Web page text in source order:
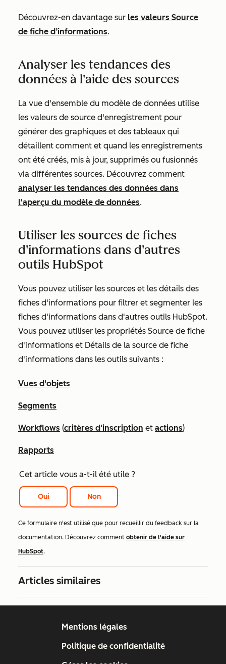
Découvrez-en davantage sur les valeurs Source
de fiche d’informations.
Analyser les tendances des
données à l'aide des sources
La vue d'ensemble du modèle de données utilise
les valeurs de source d'enregistrement pour
générer des graphiques et des tableaux qui
détaillent comment et quand les enregistrements
ont été créés, mis à jour, supprimés ou fusionnés
via différentes sources. Découvrez comment
analyser les tendances des données dans
l'aperçu du modèle de données.
Utiliser les sources de fiches
d'informations dans d'autres
outils HubSpot
Vous pouvez utiliser les sources et les détails des
fiches d'informations pour filtrer et segmenter les
fiches d'informations dans d'autres outils HubSpot.
Vous pouvez utiliser les propriétés Source de fiche
d'informations et Détails de la source de fiche
d'informations dans les outils suivants :
Vues d'objets
Segments
Workflows (critères d'inscription et actions)
Rapports
Cet article vous a-t-il été utile ?
Oui Non
Ce formulaire n'est utilisé que pour recueillir du feedback sur la
documentation. Découvrez comment obtenir de l'aide sur
HubSpot.
Articles similaires
Mentions légales
Politique de confidentialité